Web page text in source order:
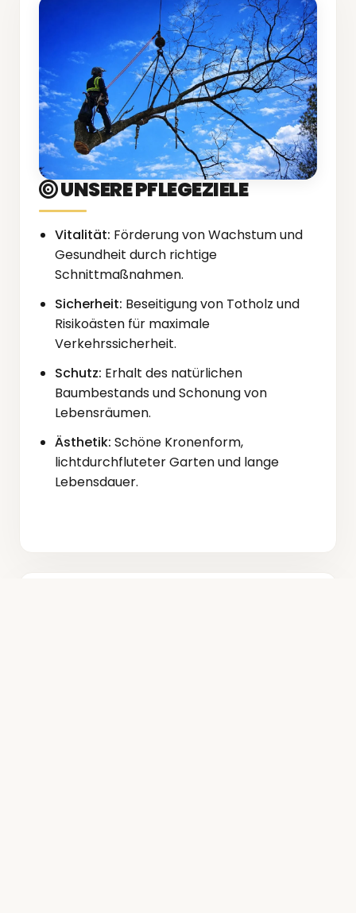
UNSERE PFLEGEZIELE
Vitalität: Förderung von Wachstum und
Gesundheit durch richtige
Schnittmaßnahmen.
Sicherheit: Beseitigung von Totholz und
Risikoästen für maximale
Verkehrssicherheit.
Schutz: Erhalt des natürlichen
Baumbestands und Schonung von
Lebensräumen.
Ästhetik: Schöne Kronenform,
lichtdurchfluteter Garten und lange
Lebensdauer.